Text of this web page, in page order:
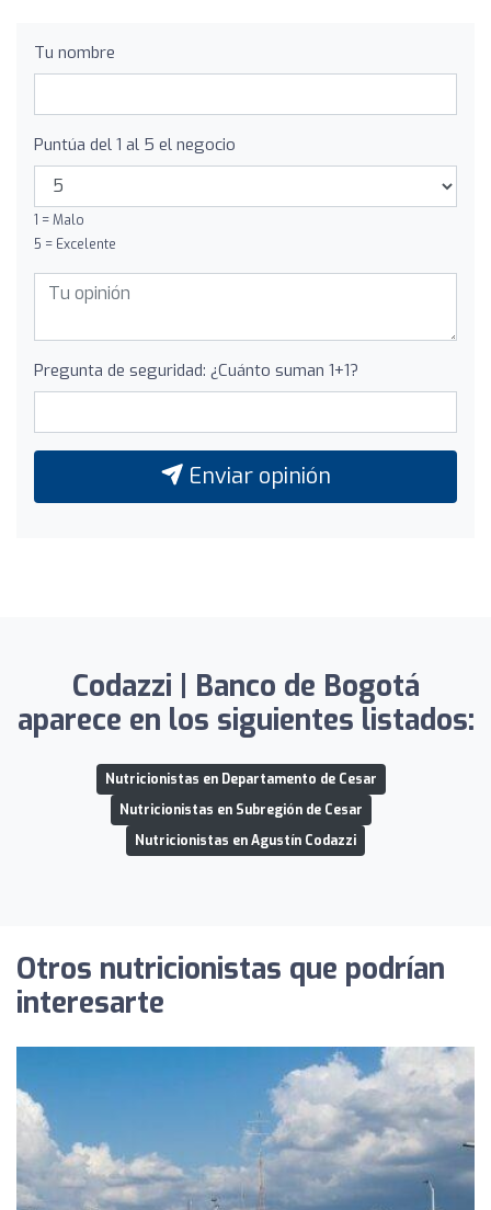
Tu nombre
Puntúa del 1 al 5 el negocio
1 = Malo
5 = Excelente
Pregunta de seguridad: ¿Cuánto suman 1+1?
Enviar opinión
Codazzi | Banco de Bogotá
aparece en los siguientes listados:
Nutricionistas en Departamento de Cesar
Nutricionistas en Subregión de Cesar
Nutricionistas en Agustín Codazzi
Otros nutricionistas que podrían
interesarte